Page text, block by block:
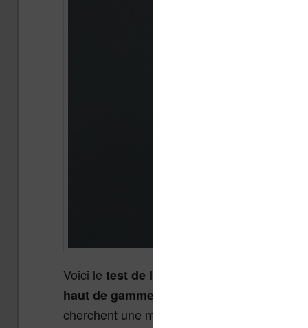
Voici le test de la liseuse couleur Kaleido
haut de gamme avec écran 7,8 pouces
cherchent une machine à encre